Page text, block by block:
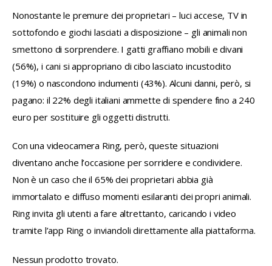
Nonostante le premure dei proprietari – luci accese, TV in
sottofondo e giochi lasciati a disposizione – gli animali non
smettono di sorprendere. I gatti graffiano mobili e divani
(56%), i cani si appropriano di cibo lasciato incustodito
(19%) o nascondono indumenti (43%). Alcuni danni, però, si
pagano: il 22% degli italiani ammette di spendere fino a 240
euro per sostituire gli oggetti distrutti.
Con una videocamera Ring, però, queste situazioni
diventano anche l’occasione per sorridere e condividere.
Non è un caso che il 65% dei proprietari abbia già
immortalato e diffuso momenti esilaranti dei propri animali.
Ring invita gli utenti a fare altrettanto, caricando i video
tramite l’app Ring o inviandoli direttamente alla piattaforma.
Nessun prodotto trovato.